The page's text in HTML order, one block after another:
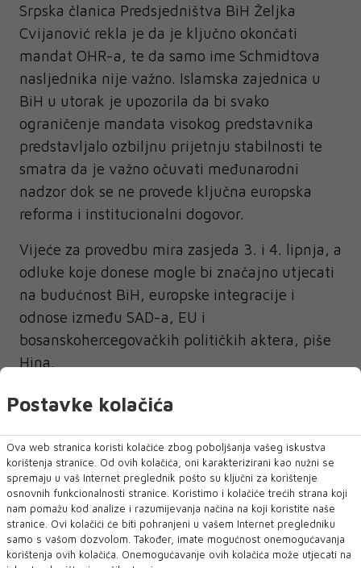
Srpska članica Predsjedništva BiH Željka
Cvijanović rekla je da je ključno okončati
mandat OHR-a, te da samo ime Schmidtova
nasljednika nije važno. Islamska zajednica u
BiH u utorak je upozorila da bi svako
ograničenje mandata visokog predstavnika
predstavljalo ozbiljnu prijetnju stabilnosti te
smatra da je važno očuvati međunarodni
nadzor dok se ne provede ključna europska
reforma i institucionalni dogovor.
Vijeće za provedbu mira zasjeda 3. i 4. lipnja, a
odluke koje donese mogle bi značajno utjecati
na budućnost BiH, europske integracije i
odnose između SAD-a, EU i
bosanskohercegovačkih političkih aktera, piše
Hina.
VALENTIN INZKO
NAJNOVIJE NAJČITANIJE
Postavke kolačića
Ova web stranica koristi kolačiće zbog poboljšanja vašeg iskustva
korištenja stranice. Od ovih kolačića, oni karakterizirani kao nužni se
spremaju u vaš Internet preglednik pošto su ključni za korištenje
osnovnih funkcionalnosti stranice. Koristimo i kolačiće trećih strana koji
nam pomažu kod analize i razumijevanja načina na koji koristite naše
stranice. Ovi kolačići će biti pohranjeni u vašem Internet pregledniku
samo s vašom dozvolom. Također, imate mogućnost onemogućavanja
korištenja ovih kolačića. Onemogućavanje ovih kolačića može utjecati na